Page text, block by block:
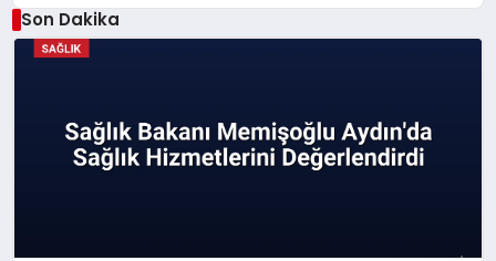
Son Dakika